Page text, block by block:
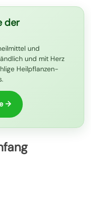
der
und
und mit Herz
Heilpflanzen-
→